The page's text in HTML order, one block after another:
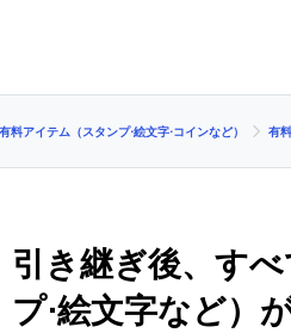
有料アイテム（スタンプ⋅絵文字⋅コインなど） 有
引き継ぎ後、す
プ⋅絵文字など）